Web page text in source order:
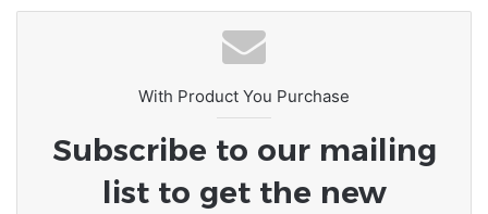
With Product You Purchase
Subscribe to our mailing
list to get the new